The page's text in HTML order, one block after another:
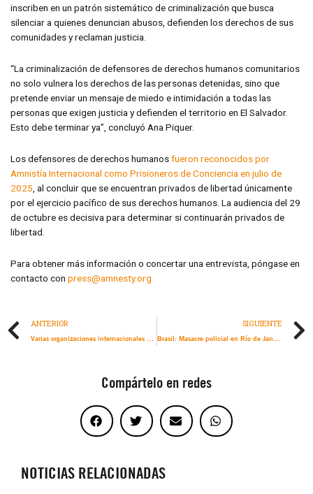
inscriben en un patrón sistemático de criminalización que busca
silenciar a quienes denuncian abusos, defienden los derechos de sus
comunidades y reclaman justicia.
“La criminalización de defensores de derechos humanos comunitarios
no solo vulnera los derechos de las personas detenidas, sino que
pretende enviar un mensaje de miedo e intimidación a todas las
personas que exigen justicia y defienden el territorio en El Salvador.
Esto debe terminar ya”, concluyó Ana Piquer.
Los defensores de derechos humanosfueron reconocidos por
Amnistía Internacional como Prisioneros de Conciencia en julio de
2025, al concluir que se encuentran privados de libertad únicamente
por el ejercicio pacífico de sus derechos humanos. La audiencia del 29
de octubre es decisiva para determinar si continuarán privados de
libertad.
Para obtener más información o concertar una entrevista, póngase en
contacto con press@amnesty.org
ANTERIOR
Varias organizaciones internacionales de derechos humanos harán un seguimiento de la condena contra personas indígenas defensoras la tierra criminalizadas por Canadá
SIGUIENTE
Brasil: Masacre policial en Río de Janeiro evidencia nuevamente violencia sistémica y racista
Compártelo en redes
NOTICIAS RELACIONADAS